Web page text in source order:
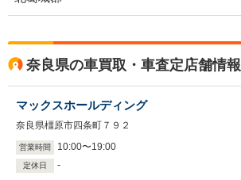
奈良県の車買取・車査定店舗情報
マックスホールディング
奈良県橿原市四条町７９２
営業時間 10:00〜19:00
定休日
-